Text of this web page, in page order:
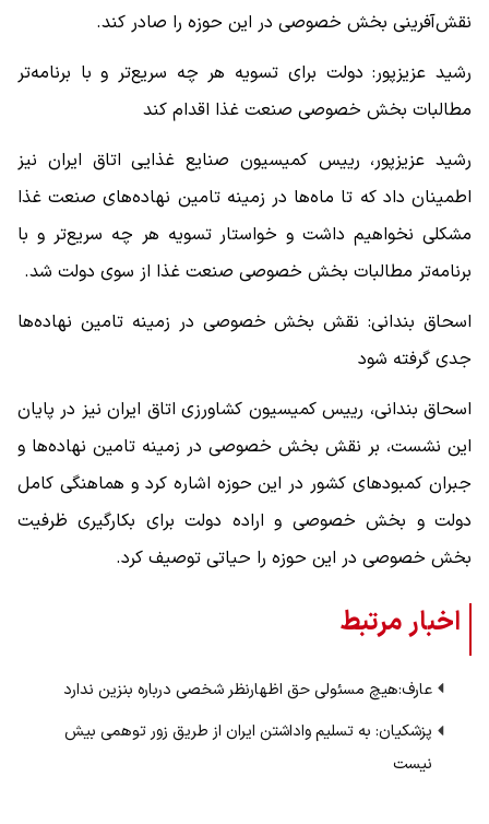
نقش‌آفرینی بخش خصوصی در این حوزه را صادر کند.
رشید عزیزپور: دولت برای تسویه هر چه سریع‌تر و با برنامه‌تر
مطالبات بخش خصوصی صنعت غذا اقدام کند
رشید عزیزپور، رییس کمیسیون صنایع غذایی اتاق ایران نیز
اطمینان داد که تا ماه‌ها در زمینه تامین نهاده‌های صنعت غذا
مشکلی نخواهیم داشت و خواستار تسویه هر چه سریع‌تر و با
برنامه‌تر مطالبات بخش خصوصی صنعت غذا از سوی دولت شد.
اسحاق بندانی: نقش بخش خصوصی در زمینه تامین نهاده‌ها
جدی گرفته شود
اسحاق بندانی، رییس کمیسیون کشاورزی اتاق ایران نیز در پایان
این نشست، بر نقش بخش خصوصی در زمینه تامین نهاده‌ها و
جبران کمبودهای کشور در این حوزه اشاره کرد و هماهنگی کامل
دولت و بخش خصوصی و اراده دولت برای بکارگیری ظرفیت
بخش خصوصی در این حوزه را حیاتی توصیف کرد.
اخبار مرتبط
عارف:‌هیچ مسئولی حق اظهارنظر شخصی درباره بنزین ندارد
پزشکیان: به تسلیم واداشتن ایران از طریق زور توهمی بیش
نیست